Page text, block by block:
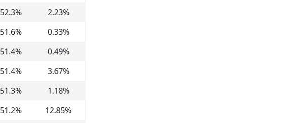
52.3% 2.23%
51.6% 0.33%
51.4% 0.49%
51.4% 3.67%
51.3% 1.18%
51.2% 12.85%